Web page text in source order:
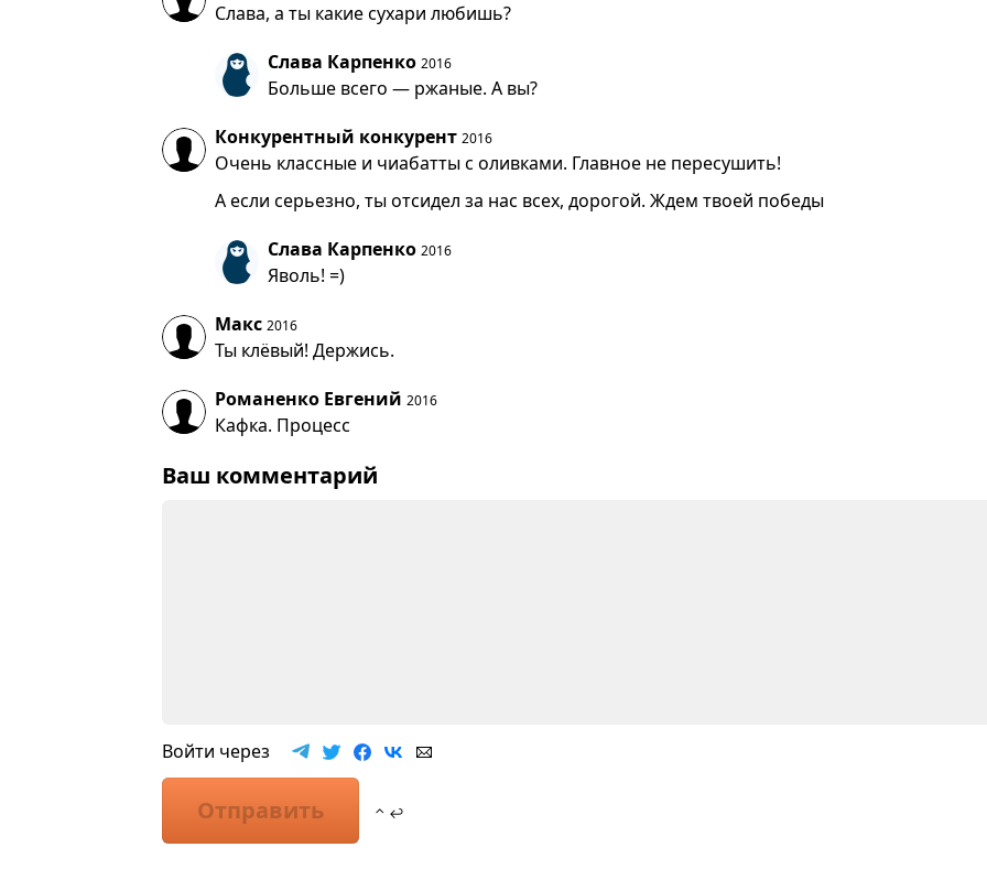
Слава, а ты какие сухари любишь?
Слава Карпенко 2016
Больше всего — ржаные. А вы?
Конкурентный конкурент 2016
Очень классные и чиабатты с оливками. Главное не пересушить!
А если серьезно, ты отсидел за нас всех, дорогой. Ждем твоей победы
Слава Карпенко 2016
Яволь! =)
Макс 2016
Ты клёвый! Держись.
Романенко Евгений 2016
Кафка. Процесс
Ваш комментарий
Войти через
Отправить ⌃ ↩